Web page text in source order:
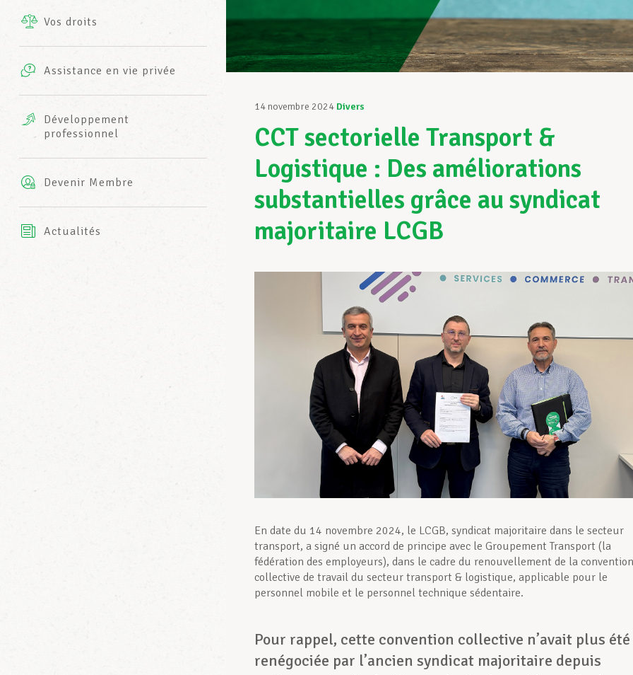
INFO-CENTER
Vos droits
Assistance en vie privée
complémentaires
AXA
Développement
professionnel
Devenir Membre
Actualités
14 novembre 2024 Divers
CCT sectorielle Transport &
Logistique : Des améliorations
substantielles grâce au syndicat
majoritaire LCGB
En date du 14 novembre 2024, le LCGB, syndicat majoritaire dans le secteur
transport, a signé un accord de principe avec le Groupement Transport (la
fédération des employeurs), dans le cadre du renouvellement de la convention
collective de travail du secteur transport & logistique, applicable pour le
personnel mobile et le personnel technique sédentaire.
Pour rappel, cette convention collective n’avait plus été
renégociée par l’ancien syndicat majoritaire depuis